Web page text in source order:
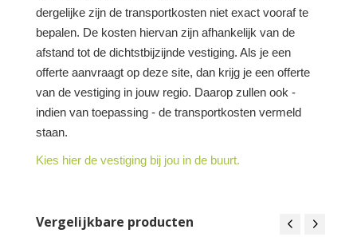
dergelijke zijn de transportkosten niet exact vooraf te
bepalen. De kosten hiervan zijn afhankelijk van de
afstand tot de dichtstbijzijnde vestiging. Als je een
offerte aanvraagt op deze site, dan krijg je een offerte
van de vestiging in jouw regio. Daarop zullen ook -
indien van toepassing - de transportkosten vermeld
staan.
Kies hier de vestiging bij jou in de buurt.
Vergelijkbare producten